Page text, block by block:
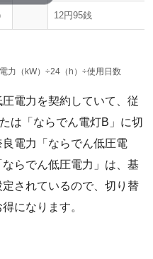
12円95銭
力（kW）÷24（h）÷使用日数
電力を契約していて、従
は「ならでん電灯B」に切
電力「ならでん低圧電
らでん低圧電力」は、基
されているので、切り替
になります。